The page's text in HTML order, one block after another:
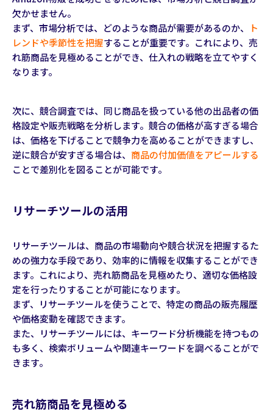
欠かせません。
まず、市場分析では、どのような商品が需要があるのか、
ト
レンドや季節性を把握することが重要です。これにより、売
れ筋商品を見極めることができ、仕入れの戦略を立てやすく
なります。
次に、競合調査では、同じ商品を扱っている他の出品者の価
格設定や販売戦略を分析します。競合の価格が高すぎる場合
は、価格を下げることで競争力を高めることができますし、
逆に競合が安すぎる場合は、 商品の付加価値をアピールする
ことで差別化を図ることが可能です。
リサーチツールの活用
リサーチツールは、商品の市場動向や競合状況を把握するた
めの強力な手段であり、効率的に情報を収集することができ
ます。これにより、売れ筋商品を見極めたり、適切な価格設
定を行ったりすることが可能になります。
まず、リサーチツールを使うことで、特定の商品の販売履歴
や価格変動を確認できます。
また、リサーチツールには、キーワード分析機能を持つもの
も多く、検索ボリュームや関連キーワードを調べることがで
きます。
売れ筋商品を見極める